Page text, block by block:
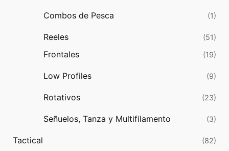
Combos de Pesca (1)
Reeles (51)
Frontales (19)
Low Profiles (9)
Rotativos (23)
Señuelos, Tanza y Multifilamento (3)
Tactical (82)